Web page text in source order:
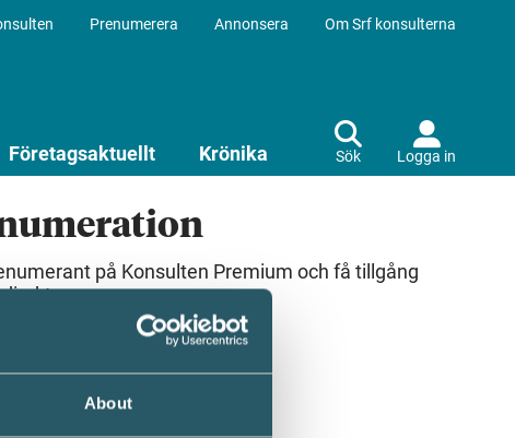
About
Prenumerera Annonsera Om Srf konsulterna
Företagsaktuellt Krönika Sök Logga in
på Konsulten Premium och få tillgång